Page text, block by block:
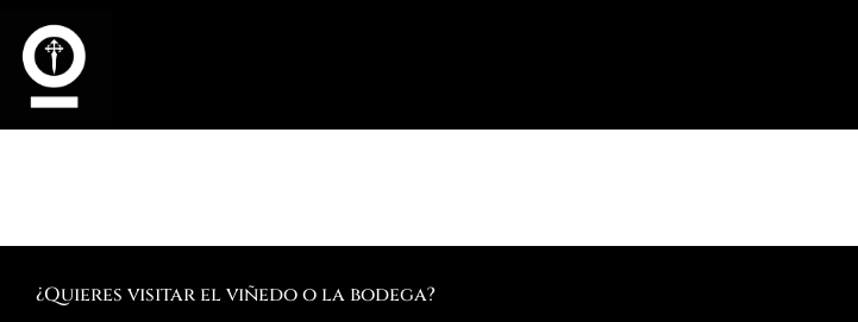
¿Quieres visitar el viñedo o la bodega?